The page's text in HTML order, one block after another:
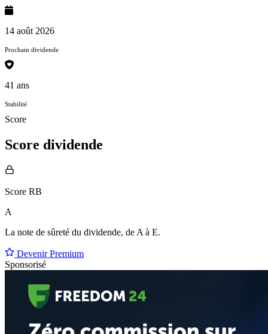
14 août 2026
Prochain dividende
41 ans
Stabilité
Score
Score dividende
Score RB
A
La note de sûreté du dividende, de A à E.
Devenir Premium
Sponsorisé